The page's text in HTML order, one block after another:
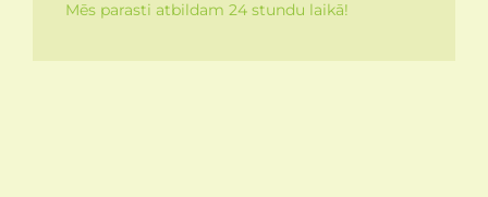
Mēs parasti atbildam 24 stundu laikā!